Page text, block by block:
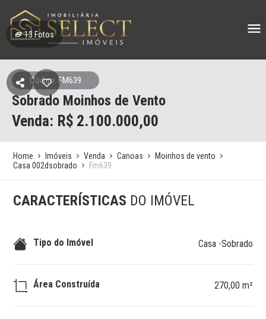
13 Fotos
Código: FM639
Sobrado Moinhos de Vento
Venda: R$ 2.100.000,00
Home Imóveis Venda Canoas
Moinhos de vento
Casa 002dsobrado
Fm639
CARACTERÍSTICAS DO IMÓVEL
Tipo do Imóvel Casa -Sobrado
Área Construída 270,00 m²